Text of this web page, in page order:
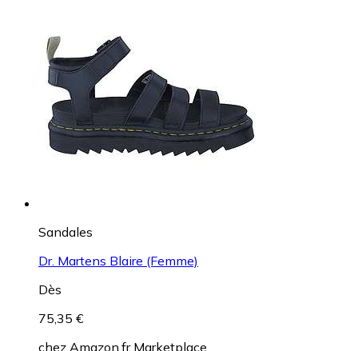
Sandales
Dr. Martens Blaire (Femme)
Dès
75,35 €
chez Amazon.fr Marketplace